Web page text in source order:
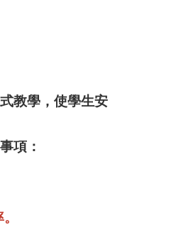
教學，使學生安
項：